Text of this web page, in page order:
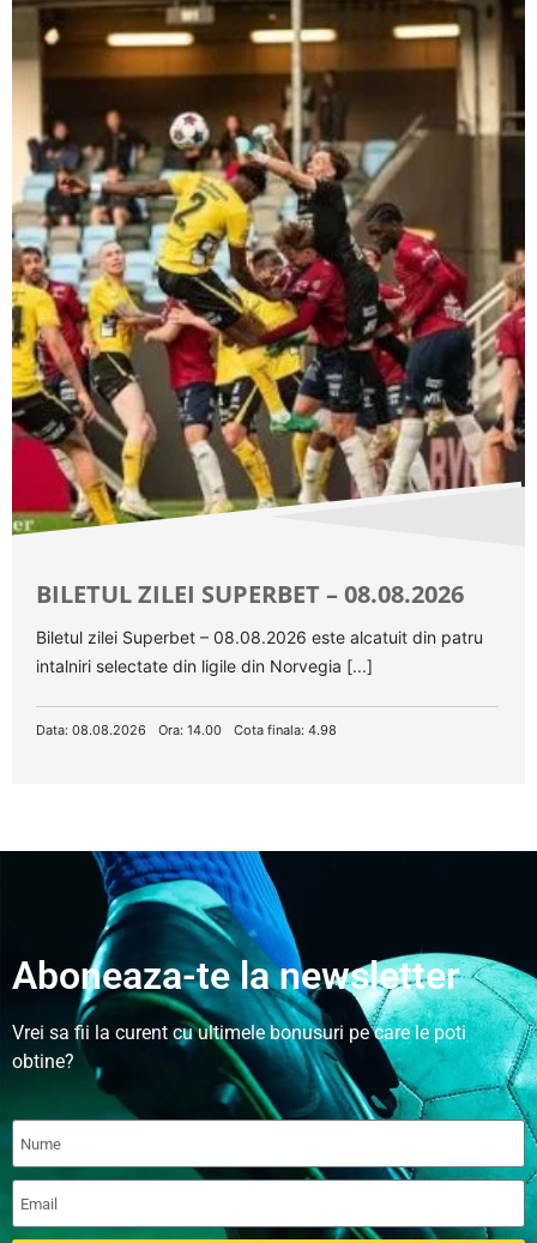
BILETUL ZILEI SUPERBET – 08.08.2026
Biletul zilei Superbet – 08.08.2026 este alcatuit din patru
intalniri selectate din ligile din Norvegia [...]
Data: 08.08.2026 Ora: 14.00 Cota finala: 4.98
Aboneaza-te la newsletter
Vrei sa fii la curent cu ultimele bonusuri pe care le poti
obtine?